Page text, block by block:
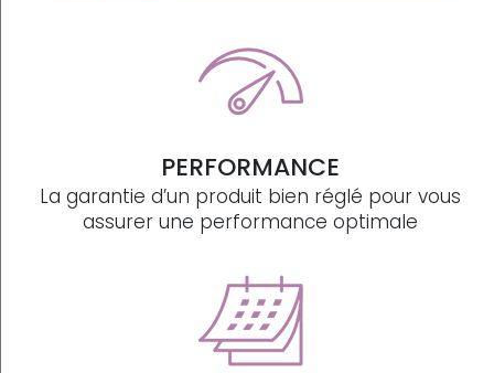
PERFORMANCE
La garantie d’un produit bien réglé pour vous
assurer une performance optimale